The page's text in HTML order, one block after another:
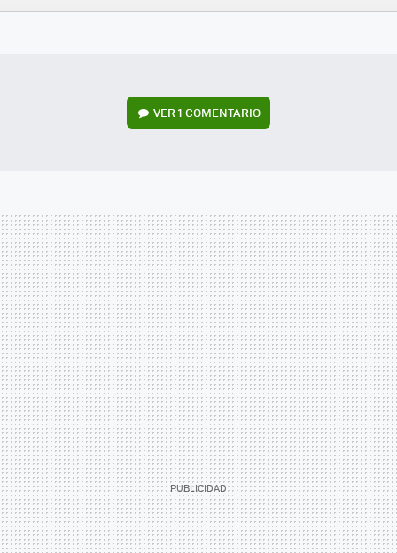
FACEBOOK
TWITTERFLIPBOARD
E-
WHATSAPP
VER1 COMENTARIO